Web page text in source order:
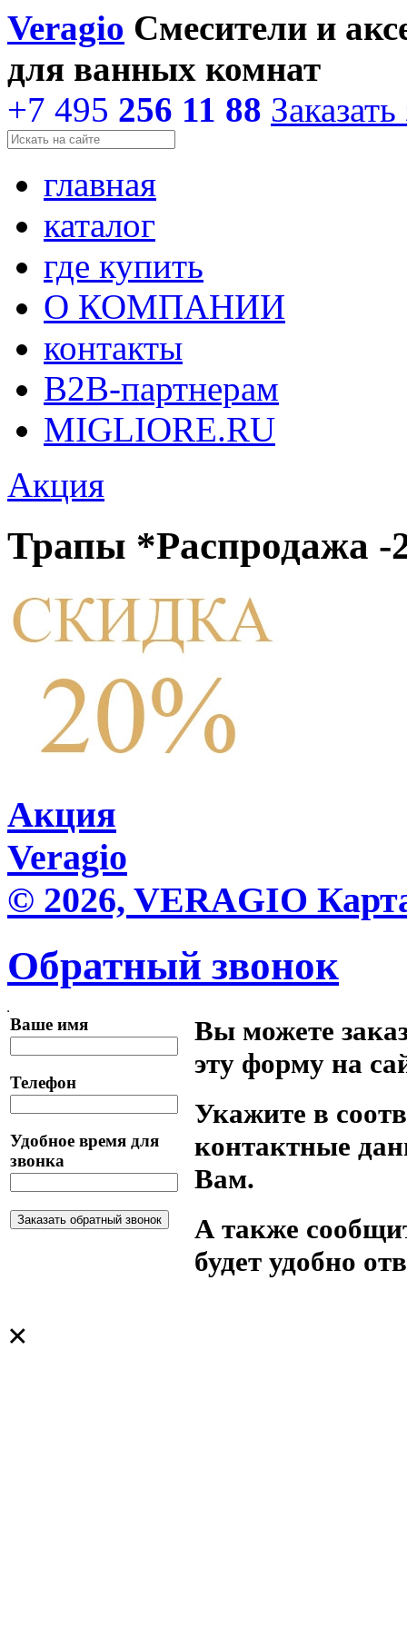
Veragio Смесители и
для ванных комнат
+7 495 256 11 88
главная
каталог
где купить
О КОМПАНИИ
контакты
В2В-партнерам
MIGLIORE.RU
Акция
Трапы *Распродажа -
Акция
Veragio
© 2026, VERAGIO
Обратный звонок
Ваше имя
Телефон
Удобное время для
звонка
Вы можете
эту форму на
Укажите в
контактные
Вам.
А также
будет удобно
×